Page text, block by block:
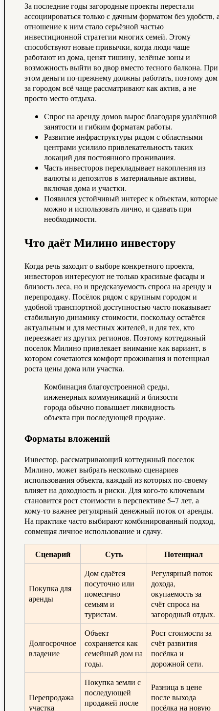
За последние годы загородные проекты перестали
ассоциироваться только с дачным форматом без удобств,
отношение к ним стало серьёзной частью
инвестиционной стратегии многих семей. Этому
способствуют новые привычки, когда люди чаще
работают из дома, ценят тишину, зелёные зоны и
возможность выйти во двор вместо тесного балкона. При
этом деньги по‑прежнему должны работать, поэтому дом
за городом всё чаще рассматривают как актив, а не
просто место отдыха.
Спрос на аренду домов вырос благодаря удалённой
занятости и гибким форматам работы.
Развитие инфраструктуры рядом с областными
центрами усилило привлекательность таких
локаций для постоянного проживания.
Часть инвесторов перекладывает накопления из
валюты и депозитов в материальные активы,
включая дома и участки.
Появился устойчивый интерес к объектам, которые
можно и использовать лично, и сдавать при
необходимости.
Что даёт Милино инвестору
Когда речь заходит о выборе конкретного проекта,
инвесторов интересуют не только красивые фасады и
близость леса, но и предсказуемость спроса на аренду и
перепродажу. Посёлок рядом с крупным городом и
удобной транспортной доступностью часто показывает
стабильную динамику стоимости, поскольку остаётся
актуальным и для местных жителей, и для тех, кто
переезжает из других регионов. Поэтому коттеджный
поселок Милино привлекает внимание как вариант, в
котором сочетаются комфорт проживания и потенциал
роста цены дома или участка.
Комбинация благоустроенной среды,
инженерных коммуникаций и близости
города обычно повышает ликвидность
объекта при последующей продаже.
Форматы вложений
Инвестор, рассматривающий коттеджный поселок
Милино, может выбрать несколько сценариев
использования объекта, каждый из которых по‑своему
влияет на доходность и риски. Для кого‑то ключевым
становится рост стоимости в перспективе 5–7 лет, а
кому‑то важнее регулярный денежный поток от аренды.
На практике часто выбирают комбинированный подход,
совмещая личное использование и сдачу.
Сценарий Суть Потенциал
Покупка для
аренды
Дом сдаётся
посуточно или
помесячно
семьям и
туристам.
Регулярный поток
дохода,
окупаемость за
счёт спроса на
загородный отдых.
Долгосрочное
владение
Объект
сохраняется как
семейный дом на
годы.
Рост стоимости за
счёт развития
посёлка и
дорожной сети.
Перепродажа
участка
Покупка земли с
последующей
продажей после
Разница в цене
после выхода
посёлка на новую